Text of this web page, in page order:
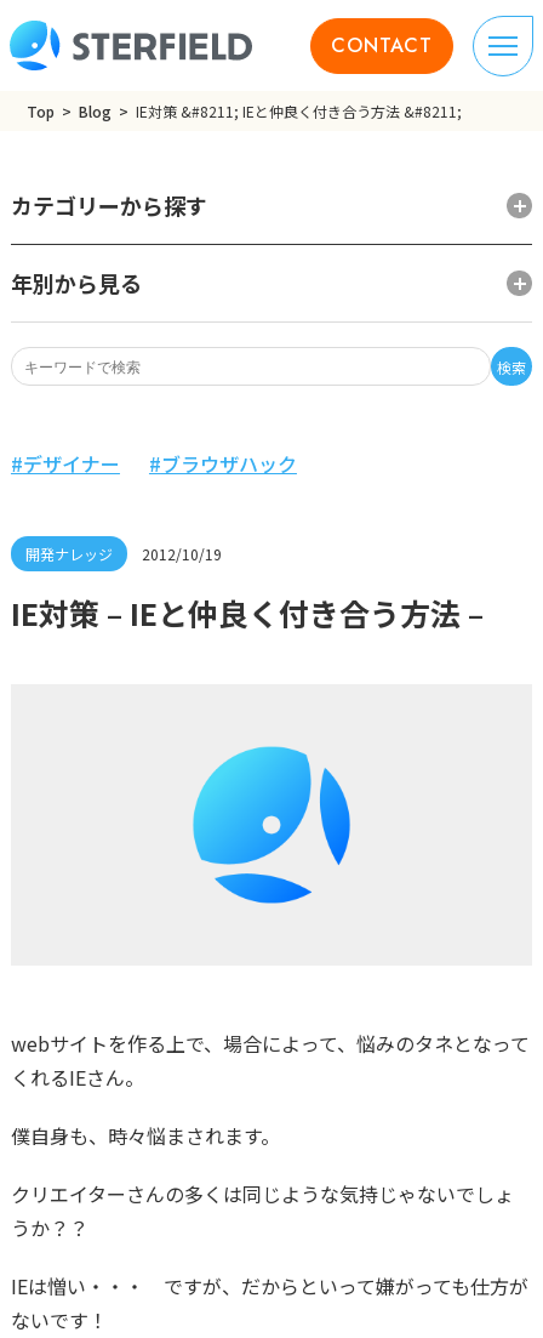
CONTACT
Top Blog IE対策 &#8211; IEと仲良く付き合う方法 &#8211;
検索
カテゴリーから探す
年別から見る
2012/10/19
デザイナー ブラウザハック
IE対策 – IEと仲良く付き合う方法 –
webサイトを作る上で、場合によって、悩みのタネとなって
くれるIEさん。
僕自身も、時々悩まされます。
クリエイターさんの多くは同じような気持じゃないでしょ
うか？？
IEは憎い・・・ ですが、だからといって嫌がっても仕方が
ないです！